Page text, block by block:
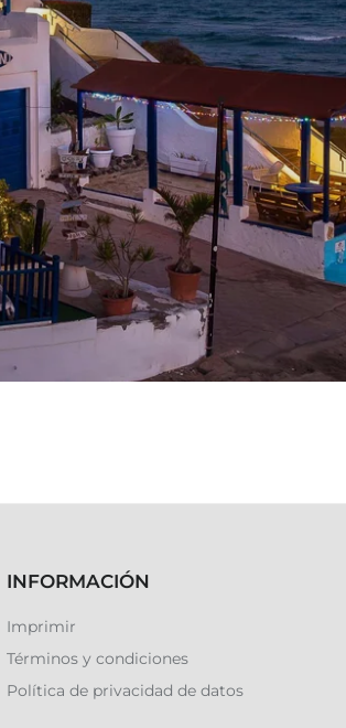
INFORMACIÓN
Imprimir
Términos y condiciones
Política de privacidad de datos